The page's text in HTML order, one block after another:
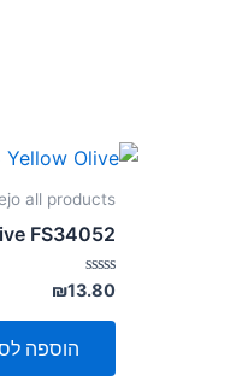
all products
FS34052
דורג
0
מתוך
₪13.80
הוספה